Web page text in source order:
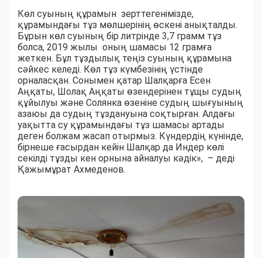
Көл суының құрамын зерттегенімізде,
құрамындағы тұз мөлшері­нің өскені анықталды.
Бұрын көл суының бір литрінде 3,7 грамм тұз
болса, 2019 жылы оның шамасы 12 грамға
жеткен. Бұл тұздылық теңіз суының құрамына
сәйкес келеді. Көл тұз күмбезінің үстінде
орналасқан. Сонымен қатар Шалқарға Есен
Аңқаты, Шолақ Аңқаты өзенде­рінен тұщы судың
құйылуы және Солянка өзеніне судың шығуының
азаюы да судың тұздануына соқтырған. Алдағы
уақытта су құрамындағы тұз шамасы артады
деген болжам жасап отырмыз. Күндердің күнінде,
бірнеше ғасырдан кейін Шалқар да Индер көлі
секілді тұзды кен орнына айналуы кәдік», – деді
Қажымұрат Ахмеденов.